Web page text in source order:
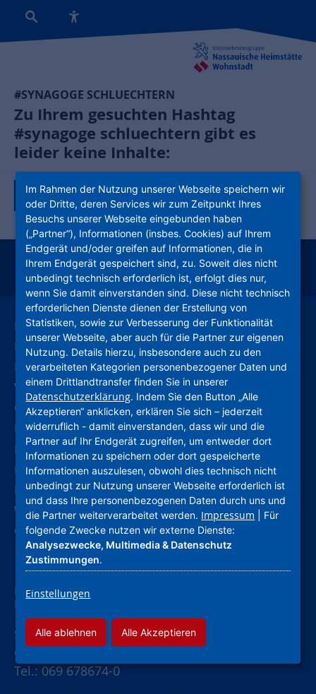
#SYNAGOGE SCHLUECHTERN
Zu Ihrem gesuchten Hashtag
#synagoge schluechtern gibt es
leider keine Inhalte:
Zurück zur Tagübersicht
instagramfacebookyoutubelinkedinkununu
Leichte Sprache
Deutsche Gebärdensprache
Kontakt
Verhaltenskodex (CoC)
Compliance
Hinweise und Meldestelle
Barrierefreiheitserklärung
Impressum
Datenschutz
Widerruf Werbung
Cookie-Einstellungen
Nassauische Heimstätte Wohnungs- und
Entwicklungsgesellschaft mbH
Schaumainkai 47
60596 Frankfurt am Main
Tel.: 069 678674-0
Im Rahmen der Nutzung unserer Webseite speichern wir
oder Dritte, deren Services wir zum Zeitpunkt Ihres
Besuchs unserer Webseite eingebunden haben
(„Partner“), Informationen (insbes. Cookies) auf Ihrem
Endgerät und/oder greifen auf Informationen, die in
Ihrem Endgerät gespeichert sind, zu. Soweit dies nicht
unbedingt technisch erforderlich ist, erfolgt dies nur,
wenn Sie damit einverstanden sind. Diese nicht technisch
erforderlichen Dienste dienen der Erstellung von
Statistiken, sowie zur Verbesserung der Funktionalität
unserer Webseite, aber auch für die Partner zur eigenen
Nutzung. Details hierzu, insbesondere auch zu den
verarbeiteten Kategorien personenbezogener Daten und
einem Drittlandtransfer finden Sie in unserer
Datenschutzerklärung. Indem Sie den Button „Alle
Akzeptieren“ anklicken, erklären Sie sich – jederzeit
widerruflich - damit einverstanden, dass wir und die
Partner auf Ihr Endgerät zugreifen, um entweder dort
Informationen zu speichern oder dort gespeicherte
Informationen auszulesen, obwohl dies technisch nicht
unbedingt zur Nutzung unserer Webseite erforderlich ist
und dass Ihre personenbezogenen Daten durch uns und
die Partner weiterverarbeitet werden. Impressum | Für
folgende Zwecke nutzen wir externe Dienste:
Analysezwecke, Multimedia & Datenschutz
Zustimmungen.
Einstellungen
Alle ablehnen Alle Akzeptieren